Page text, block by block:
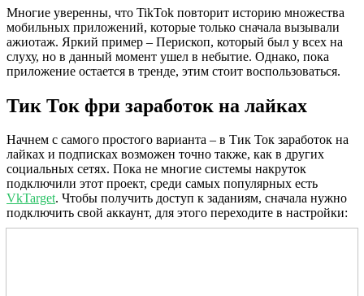
Многие уверенны, что TikTok повторит историю множества
мобильных приложений, которые только сначала вызывали
ажиотаж. Яркий пример – Перископ, который был у всех на
слуху, но в данный момент ушел в небытие. Однако, пока
приложение остается в тренде, этим стоит воспользоваться.
Тик Ток фри заработок на лайках
Начнем с самого простого варианта – в Тик Ток заработок на
лайках и подписках возможен точно также, как в других
социальных сетях. Пока не многие системы накруток
подключили этот проект, среди самых популярных есть
VkTarget. Чтобы получить доступ к заданиям, сначала нужно
подключить свой аккаунт, для этого переходите в настройки: